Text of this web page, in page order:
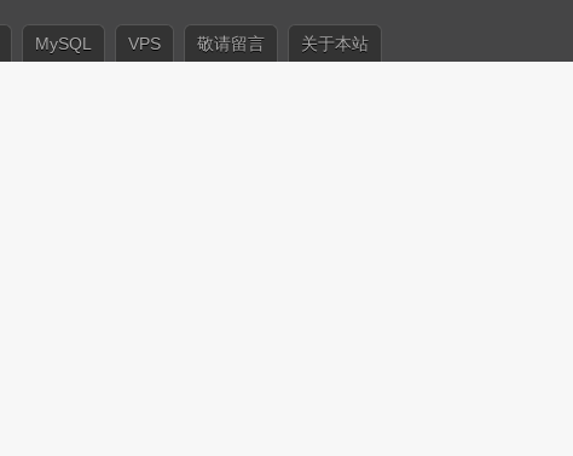
MySQL VPS 敬请留言 关于本站